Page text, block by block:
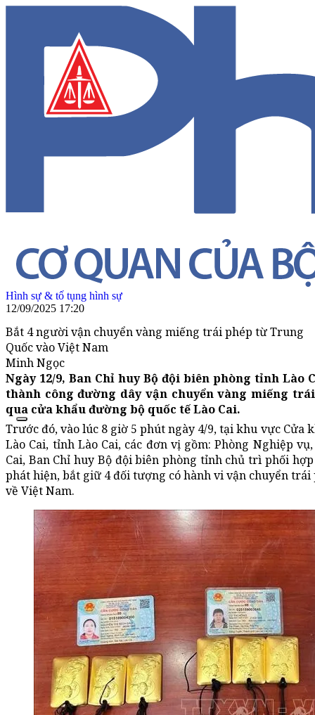
Hình sự & tố tụng hình sự
12/09/2025 17:20
Bắt 4 người vận chuyển vàng miếng trái phép từ Trung
Quốc vào Việt Nam
Minh Ngọc
Ngày 12/9, Ban Chỉ huy Bộ đội biên phòng tỉnh
thành công đường dây vận chuyển vàng miếng
qua cửa khẩu đường bộ quốc tế Lào Cai.
Trước đó, vào lúc 8 giờ 5 phút ngày 4/9, tại khu vực Cửa
Lào Cai, tỉnh Lào Cai, các đơn vị gồm: Phòng Nghiệp
Cai, Ban Chỉ huy Bộ đội biên phòng tỉnh chủ trì phối
phát hiện, bắt giữ 4 đối tượng có hành vi vận chuyển
về Việt Nam.